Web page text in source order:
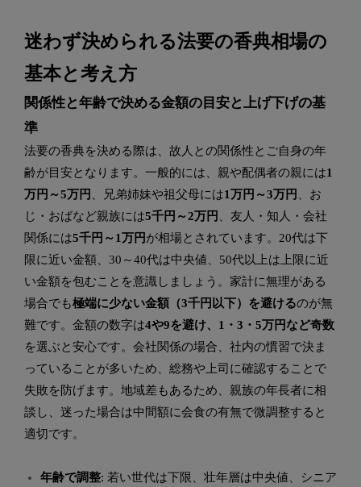
迷わず決められる法要の香典相場の
基本と考え方
関係性と年齢で決める金額の目安と上げ下げの基
準
法要の香典を決める際は、故人との関係性とご自身の年
齢が目安となります。一般的には、親や配偶者の親には1
万円～5万円
、兄弟姉妹や祖父母には1万円～3万円
、お
じ・おばなど親族には5千円～2万円
、友人・知人・会社
関係には5千円～1万円 が相場とされています。20代は下
限に近い金額、30～40代は中央値、50代以上は上限に近
い金額を包むことを意識しましょう。家計に無理がある
場合でも極端に少ない金額（3千円以下）を避けるのが無
難です。金額の数字は4や9を避け、1・3・5万円など奇数
を選ぶと安心です。会社関係の場合、社内の慣習で決ま
っていることが多いため、総務や上司に確認することで
失敗を防げます。地域差もあるため、親族の年長者に相
談し、迷った場合は中間額に会食の有無で微調整すると
適切です。
年齢で調整: 若い世代は下限、壮年層は中央値、シニア